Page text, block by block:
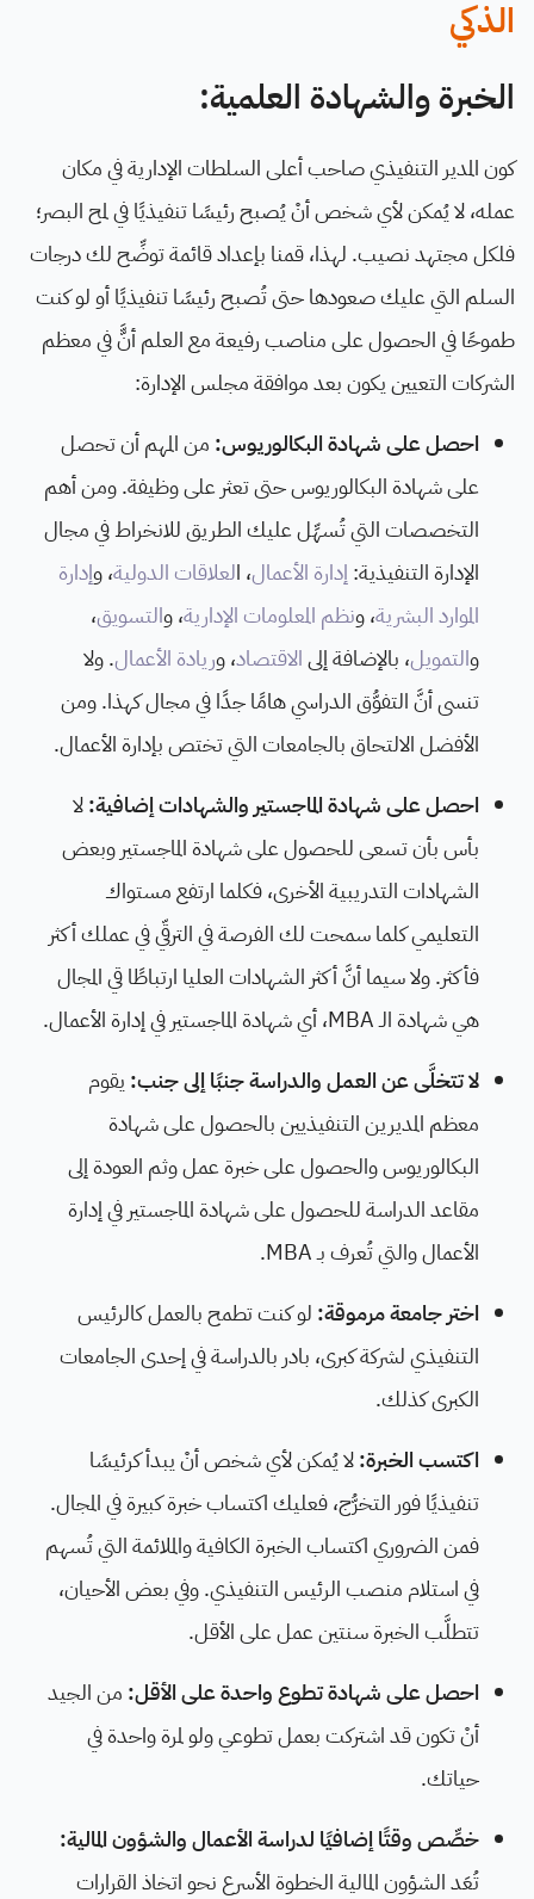
الذكي
الخبرة والشهادة العلمية:
كون المدير التنفيذي صاحب أعلى السلطات الإدارية في مكان
عمله، لا يُمكن لأي شخص أنْ يُصبح رئيسًا تنفيذيًا في لمح البصر؛
فلكل مجتهد نصيب. لهذا، قمنا بإعداد قائمة توضِّح لك درجات
السلم التي عليك صعودها حتى تُصبح رئيسًا تنفيذيًا أو لو كنت
طموحًا في الحصول على مناصب رفيعة مع العلم أنَّّ في معظم
الشركات التعيين يكون بعد موافقة مجلس الإدارة:
احصل على شهادة البكالوريوس: من المهم أن تحصل
على شهادة البكالوريوس حتى تعثر على وظيفة. ومن أهم
التخصصات التي تُسهِّل عليك الطريق للانخراط في مجال
الإدارة التنفيذية: إدارة الأعمال، العلاقات الدولية، وإدارة
الموارد البشرية، ونظم المعلومات الإدارية، والتسويق،
والتمويل، بالإضافة إلىالاقتصاد، وريادة الأعمال. ولا
تنسى أنَّ التفوُّق الدراسي هامًا جدًا في مجال كهذا. ومن
الأفضل الالتحاق بالجامعات التي تختص بإدارة الأعمال.
احصل على شهادة الماجستير والشهادات إضافية:لا
بأس بأن تسعى للحصول على شهادة الماجستير وبعض
الشهادات التدريبية الأخرى، فكلما ارتفع مستواك
التعليمي كلما سمحت لك الفرصة في الترقّي في عملك أكثر
فأكثر. ولا سيما أنَّ أكثر الشهادات العليا ارتباطًا قي المجال
هي شهادة الـ MBA، أي شهادة الماجستير في إدارة الأعمال.
لا تتخلَّى عن العمل والدراسة جنبًا إلى جنب: يقوم
معظم المديرين التنفيذيين بالحصول على شهادة
البكالوريوس والحصول على خبرة عمل وثم العودة إلى
مقاعد الدراسة للحصول على شهادة الماجستير في إدارة
الأعمال والتي تُعرف بـ MBA.
اختر جامعة مرموقة: لو كنت تطمح بالعمل كالرئيس
التنفيذي لشركة كبرى، بادر بالدراسة في إحدى الجامعات
الكبرى كذلك.
اكتسب الخبرة:لا يُمكن لأي شخص أنْ يبدأ كرئيسًا
تنفيذيًا فور التخرُّج، فعليك اكتساب خبرة كبيرة في المجال.
فمن الضروري اكتساب الخبرة الكافية والملائمة التي تُسهم
في استلام منصب الرئيس التنفيذي. وفي بعض الأحيان،
تتطلَّب الخبرة سنتين عمل على الأقل.
احصل على شهادة تطوع واحدة على الأقل: من الجيد
أنْ تكون قد اشتركت بعمل تطوعي ولو لمرة واحدة في
حياتك.
خصِّص وقتًا إضافيًا لدراسة الأعمال والشؤون المالية:
تُعَد الشؤون المالية الخطوة الأسرع نحو اتخاذ القرارات